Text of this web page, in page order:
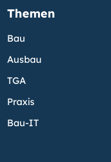
Themen
Bau
Ausbau
TGA
Praxis
Bau-IT